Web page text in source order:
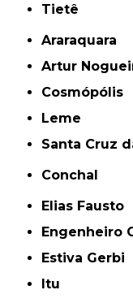
Tietê
Araraquara
Artur
Cosmópólis
Leme
Santa Cruz
Conchal
Elias Fausto
Engenheiro
Estiva Gerbi
Itu